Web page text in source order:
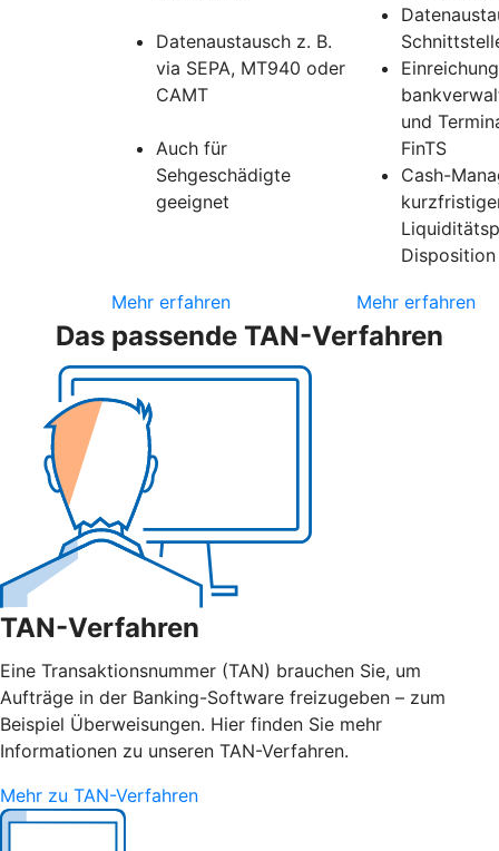
Datenaustausch z. B.
via SEPA, MT940 oder
CAMT
Auch für
Sehgeschädigte
geeignet
und
FinTS
Cash-
Disposition
Mehr erfahren Mehr erfahren
Das passende TAN-Verfahren
TAN-Verfahren
Eine Transaktionsnummer (TAN) brauchen Sie, um
Aufträge in der Banking-Software freizugeben – zum
Beispiel Überweisungen. Hier finden Sie mehr
Informationen zu unseren TAN-Verfahren.
Mehr zu TAN-Verfahren